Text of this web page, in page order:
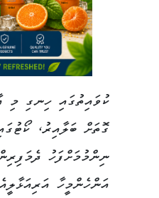
ކުވައިތުގައި ހިނގި މި
ގޮތަށް ބަލާއިރު،
ނިންމުމަށްފަހު
އަންހެންމީހާ